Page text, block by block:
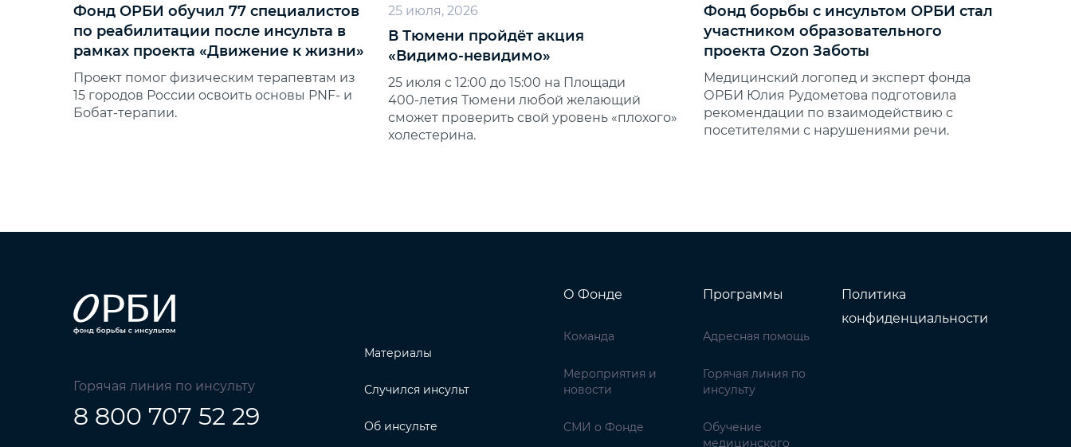
Фонд ОРБИ обучил 77 специалистов
по реабилитации после инсульта в
рамках проекта «Движение к жизни»
Проект помог физическим терапевтам из
15 городов России освоить основы PNF‑ и
Бобат‑терапии.
25 июля, 2026
В Тюмени пройдёт акция
«Видимо‑невидимо»
25 июля с 12:00 до 15:00 на Площади
400‑летия Тюмени любой желающий
сможет проверить свой уровень «плохого»
холестерина.
Фонд борьбы с инсультом ОРБИ стал
участником образовательного
проекта Ozon Заботы
Медицинский логопед и эксперт фонда
ОРБИ Юлия Рудометова подготовила
рекомендации по взаимодействию с
посетителями с нарушениями речи.
Горячая линия по инсульту
8 800 707 52 29
Материалы
Случился инсульт
Об инсульте
О Фонде
Команда
Мероприятия и
новости
СМИ о Фонде
Программы
Адресная помощь
Горячая линия по
инсульту
Обучение
медицинского
Политика
конфиденциальности